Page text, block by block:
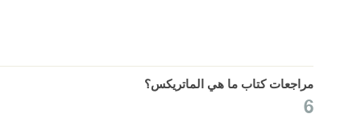
مراجعات كتاب ما هي الماتريكس؟
6